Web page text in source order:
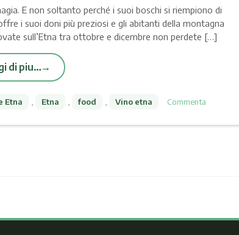
E non soltanto perché i suoi boschi si riempiono di
i suoi doni più preziosi e gli abitanti della montagna
sull’Etna tra ottobre e dicembre non perdete […]
di piu…
Etna Etna food Vino etna Commenta